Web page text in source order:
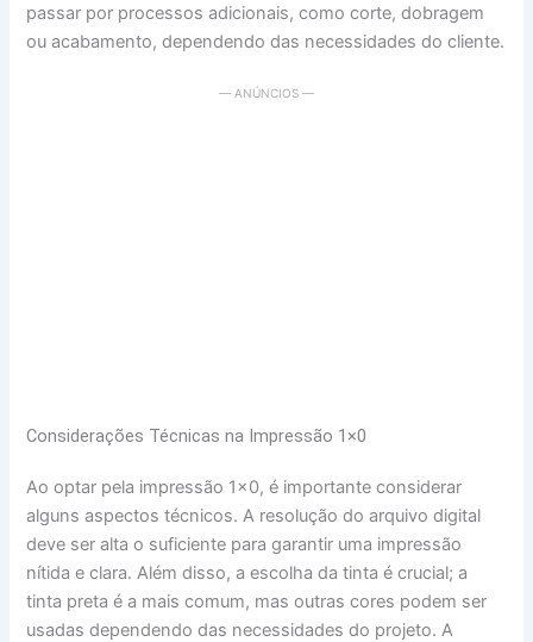
passar por processos adicionais, como corte, dobragem
ou acabamento, dependendo das necessidades do cliente.
— ANÚNCIOS —
Considerações Técnicas na Impressão 1×0
Ao optar pela impressão 1×0, é importante considerar
alguns aspectos técnicos. A resolução do arquivo digital
deve ser alta o suficiente para garantir uma impressão
nítida e clara. Além disso, a escolha da tinta é crucial; a
tinta preta é a mais comum, mas outras cores podem ser
usadas dependendo das necessidades do projeto. A